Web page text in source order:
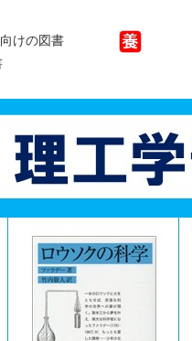
生向けの図書
図書